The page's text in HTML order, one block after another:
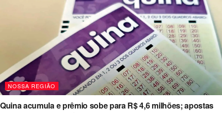
NOSSA REGIÃO
Quina acumula e prêmio sobe para R$ 4,6 milhões; apostas